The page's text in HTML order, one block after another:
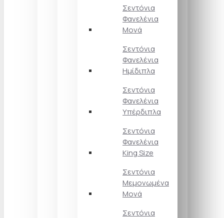
Σεντόνια
Φανελένια
Μονά
Σεντόνια
Φανελένια
Ημίδιπλα
Σεντόνια
Φανελένια
Υπέρδιπλα
Σεντόνια
Φανελένια
King Size
Σεντόνια
Μεμονωμένα
Μονά
Σεντόνια